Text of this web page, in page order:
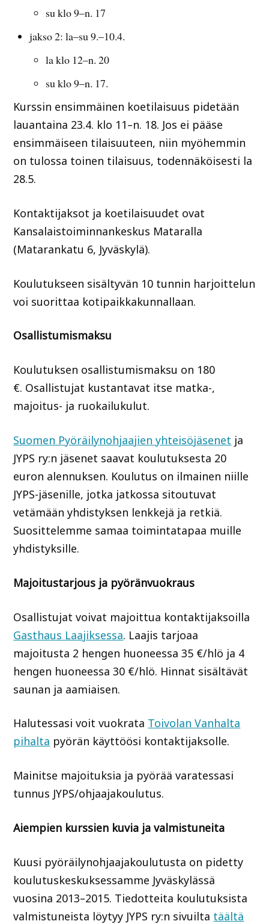
su klo 9–n. 17
jakso 2: la–su 9.–10.4.
la klo 12–n. 20
su klo 9–n. 17.
Kurssin ensimmäinen koetilaisuus pidetään
lauantaina 23.4. klo 11–n. 18. Jos ei pääse
ensimmäiseen tilaisuuteen, niin myöhemmin
on tulossa toinen tilaisuus, todennäköisesti la
28.5.
Kontaktijaksot ja koetilaisuudet ovat
Kansalaistoiminnankeskus Mataralla
(Matarankatu 6, Jyväskylä).
Koulutukseen sisältyvän 10 tunnin harjoittelun
voi suorittaa kotipaikkakunnallaan.
Osallistumismaksu
Koulutuksen osallistumismaksu on 180
€. Osallistujat kustantavat itse matka-,
majoitus- ja ruokailukulut.
Suomen Pyöräilynohjaajien yhteisöjäsenet ja
JYPS ry:n jäsenet saavat koulutuksesta 20
euron alennuksen. Koulutus on ilmainen niille
JYPS-jäsenille, jotka jatkossa sitoutuvat
vetämään yhdistyksen lenkkejä ja retkiä.
Suosittelemme samaa toimintatapaa muille
yhdistyksille.
Majoitustarjous ja pyöränvuokraus
Osallistujat voivat majoittua kontaktijaksoilla
Gasthaus Laajiksessa. Laajis tarjoaa
majoitusta 2 hengen huoneessa 35 €/hlö ja 4
hengen huoneessa 30 €/hlö. Hinnat sisältävät
saunan ja aamiaisen.
Halutessasi voit vuokrata Toivolan Vanhalta
pihalta pyörän käyttöösi kontaktijaksolle.
Mainitse majoituksia ja pyörää varatessasi
tunnus JYPS/ohjaajakoulutus.
Aiempien kurssien kuvia ja valmistuneita
Kuusi pyöräilynohjaajakoulutusta on pidetty
koulutuskeskuksessamme Jyväskylässä
vuosina 2013–2015. Tiedotteita koulutuksista
valmistuneista löytyy JYPS ry:n sivuilta täältä